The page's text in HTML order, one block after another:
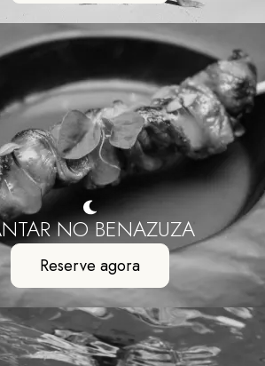
NO BENAZUZA
Reserve agora